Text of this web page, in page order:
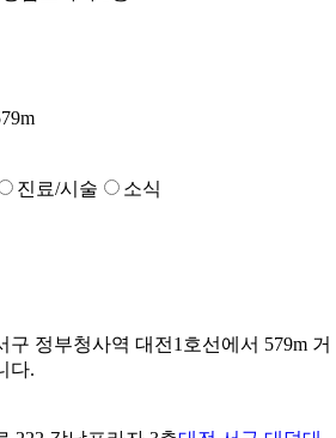
진료/시술 소식
구 정부청사역 대전1호선에서 579m 거
다.